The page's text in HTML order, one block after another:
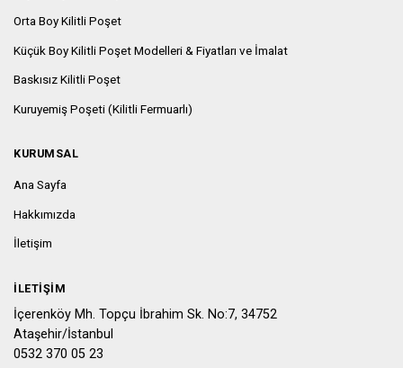
Orta Boy Kilitli Poşet
Küçük Boy Kilitli Poşet Modelleri & Fiyatları ve İmalat
Baskısız Kilitli Poşet
Kuruyemiş Poşeti (Kilitli Fermuarlı)
KURUMSAL
Ana Sayfa
Hakkımızda
İletişim
İLETIŞIM
İçerenköy Mh. Topçu İbrahim Sk. No:7, 34752
Ataşehir/İstanbul
0532 370 05 23